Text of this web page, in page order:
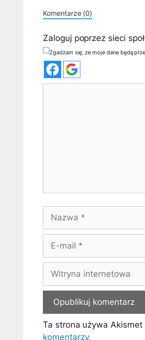
Komentarze (0)
Zaloguj poprzez sieci
Zgadzam się, że moje dane będą
mail
internetowa
Ta strona używa
komentarzy.